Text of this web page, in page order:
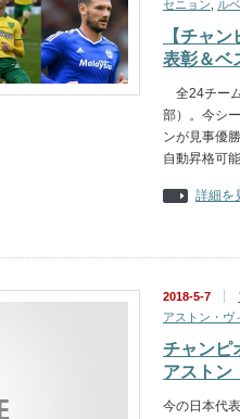
セニョン
ル
【チャ
表彰＆ベ
全24チー
部）。今シ
ンが見事優
自動昇格可
詳細を
2018-5-7
アストン・ヴ
チャン
アストン
今の日本代